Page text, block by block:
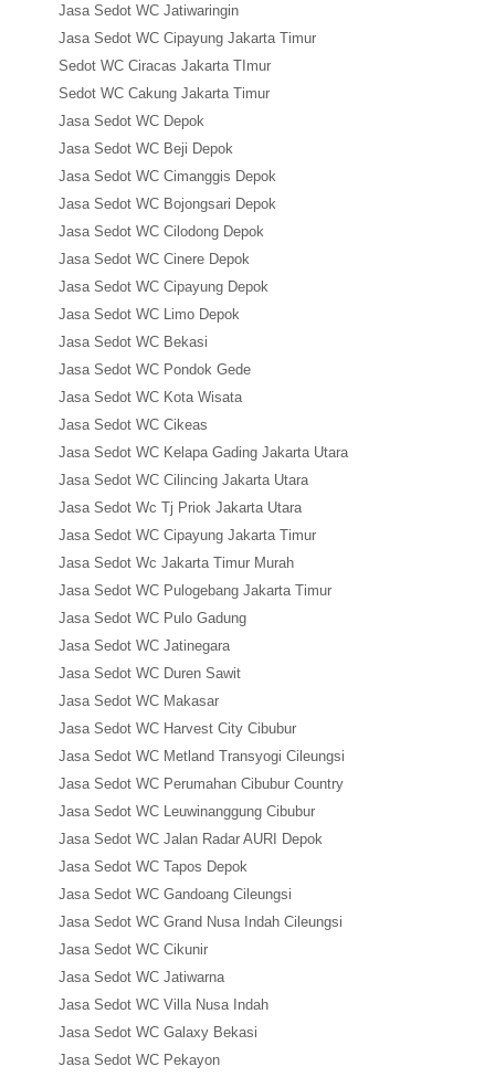
Jasa Sedot WC Jatiwaringin
Jasa Sedot WC Cipayung Jakarta Timur
Sedot WC Ciracas Jakarta TImur
Sedot WC Cakung Jakarta Timur
Jasa Sedot WC Depok
Jasa Sedot WC Beji Depok
Jasa Sedot WC Cimanggis Depok
Jasa Sedot WC Bojongsari Depok
Jasa Sedot WC Cilodong Depok
Jasa Sedot WC Cinere Depok
Jasa Sedot WC Cipayung Depok
Jasa Sedot WC Limo Depok
Jasa Sedot WC Bekasi
Jasa Sedot WC Pondok Gede
Jasa Sedot WC Kota Wisata
Jasa Sedot WC Cikeas
Jasa Sedot WC Kelapa Gading Jakarta Utara
Jasa Sedot WC Cilincing Jakarta Utara
Jasa Sedot Wc Tj Priok Jakarta Utara
Jasa Sedot WC Cipayung Jakarta Timur
Jasa Sedot Wc Jakarta Timur Murah
Jasa Sedot WC Pulogebang Jakarta Timur
Jasa Sedot WC Pulo Gadung
Jasa Sedot WC Jatinegara
Jasa Sedot WC Duren Sawit
Jasa Sedot WC Makasar
Jasa Sedot WC Harvest City Cibubur
Jasa Sedot WC Metland Transyogi Cileungsi
Jasa Sedot WC Perumahan Cibubur Country
Jasa Sedot WC Leuwinanggung Cibubur
Jasa Sedot WC Jalan Radar AURI Depok
Jasa Sedot WC Tapos Depok
Jasa Sedot WC Gandoang Cileungsi
Jasa Sedot WC Grand Nusa Indah Cileungsi
Jasa Sedot WC Cikunir
Jasa Sedot WC Jatiwarna
Jasa Sedot WC Villa Nusa Indah
Jasa Sedot WC Galaxy Bekasi
Jasa Sedot WC Pekayon